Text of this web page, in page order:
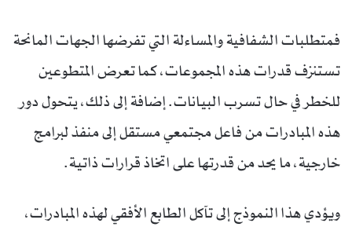
فمتطلبات الشفافية والمساءلة التي تفرضها الجهات المانحة
تستنزف قدرات هذه المجموعات، كما تعرض المتطوعين
للخطر في حال تسرب البيانات. إضافة إلى ذلك، يتحول دور
هذه المبادرات من فاعل مجتمعي مستقل إلى منفذ لبرامج
خارجية، ما يحد من قدرتها على اتخاذ قرارات ذاتية.
ويؤدي هذا النموذج إلى تآكل الطابع الأفقي لهذه المبادرات،